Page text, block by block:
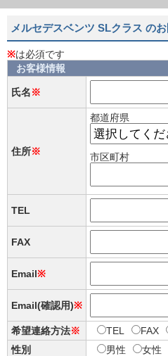
メルセデスベンツ SLクラス の
※は必須です
お客様情報
氏名※
住所※
都道府県
市区町村
TEL
FAX
Email※
Email(確認用)※
希望連絡方法※ TEL FAX
性別
男性 女性